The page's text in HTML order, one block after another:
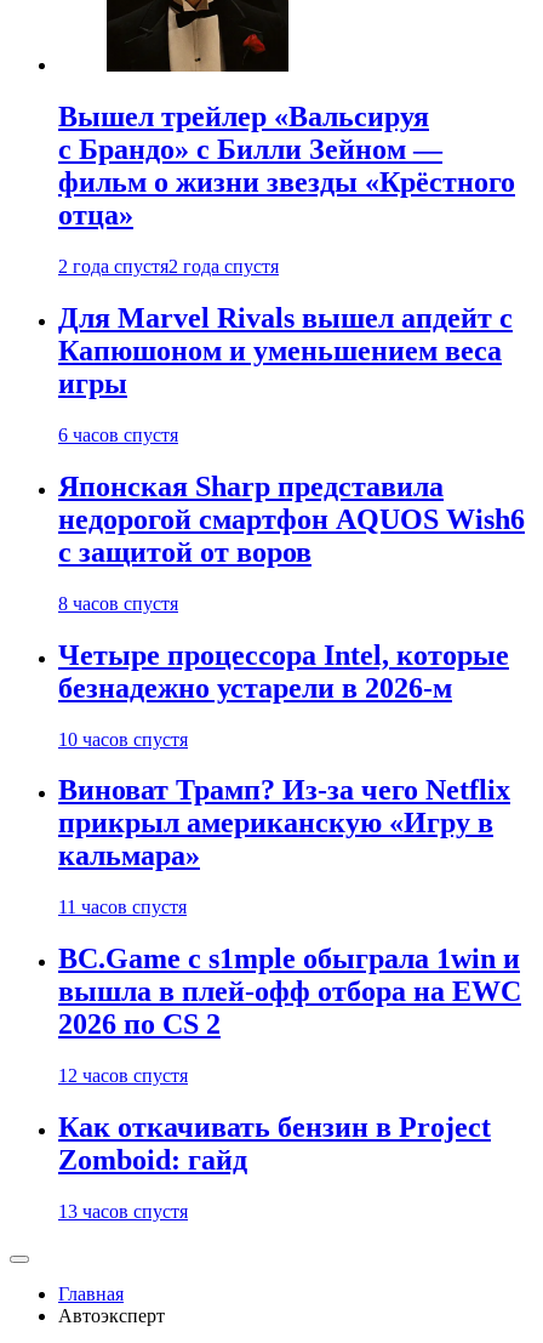
Вышел трейлер «Вальсируя
с Брандо» с Билли Зейном —
фильм о жизни звезды «Крёстного
отца»
2 года спустя2 года спустя
Для Marvel Rivals вышел апдейт с
Капюшоном и уменьшением веса
игры
6 часов спустя
Японская Sharp представила
недорогой смартфон AQUOS Wish6
с защитой от воров
8 часов спустя
Четыре процессора Intel, которые
безнадежно устарели в 2026-м
10 часов спустя
Виноват Трамп? Из-за чего Netflix
прикрыл американскую «Игру в
кальмара»
11 часов спустя
BC.Game с s1mple обыграла 1win и
вышла в плей-офф отбора на EWC
2026 по CS 2
12 часов спустя
Как откачивать бензин в Project
Zomboid: гайд
13 часов спустя
Главная
Автоэксперт